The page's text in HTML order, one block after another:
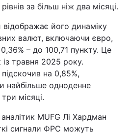
за більш ніж два місяці.
відображає його динаміку
валют, включаючи євро,
– до 100,71 пункту. Це
травня 2025 року.
на 0,85%,
найбільше одноденне
місяці.
MUFG Лі Хардман
сигнали ФРС можуть